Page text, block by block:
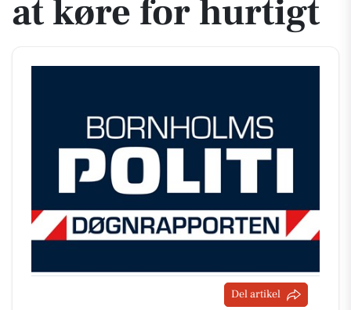
at køre for hurtigt
Del artikel